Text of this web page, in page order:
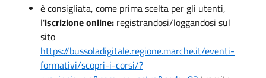
è consigliata, come prima scelta per gli utenti,
l'iscrizione online: registrandosi/loggandosi sul
sito
https://bussoladigitale.regione.marche.it/eventi-
formativi/scopri-i-corsi/?